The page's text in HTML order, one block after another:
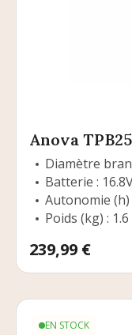
Anova
Diamètre
Batterie :
Autonomie (h)
Poids (kg) : 1.6
Prix
239,99 €
EN STOCK